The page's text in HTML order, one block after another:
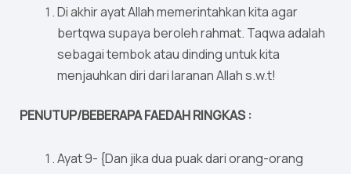
Di akhir ayat Allah memerintahkan kita agar
bertqwa supaya beroleh rahmat. Taqwa adalah
sebagai tembok atau dinding untuk kita
menjauhkan diri dari laranan Allah s.w.t!
PENUTUP/BEBERAPA FAEDAH RINGKAS :
Ayat 9- {Dan jika dua puak dari orang-orang